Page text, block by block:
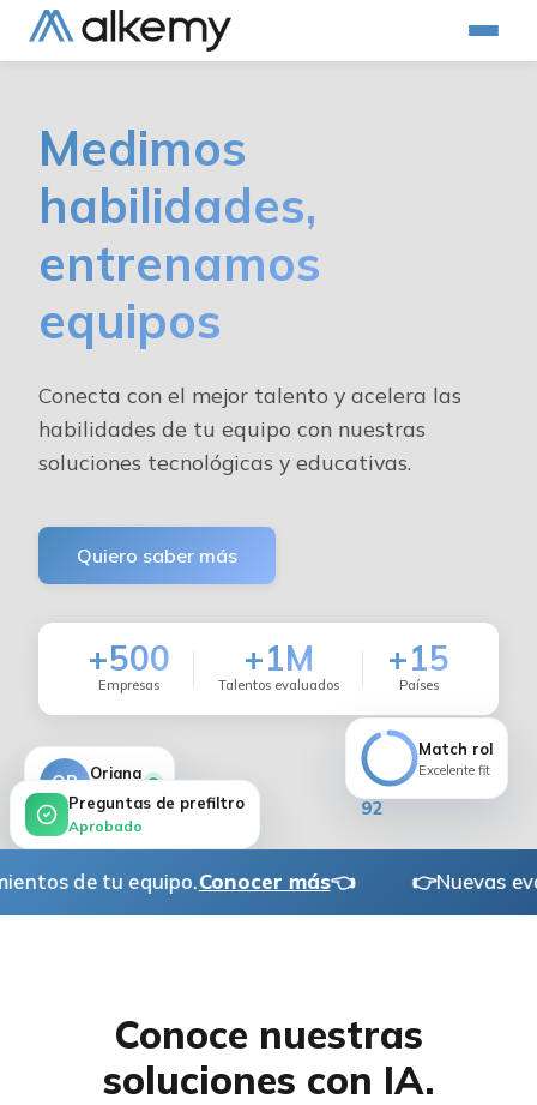
Medimos
habilidades,
entrenamos
equipos
Conecta con el mejor talento y acelera las
habilidades de tu equipo con nuestras
soluciones tecnológicas y educativas.
Quiero saber más
+500
Empresas
+1M
Talentos evaluados
+15
Países
OR Oriana
92
Match rol
Excelente fit
Preguntas de prefiltro
Aprobado
equipo.Conocer más👈 👉Nuevas evaluaciones
Conoce nuestras
soluciones con IA.